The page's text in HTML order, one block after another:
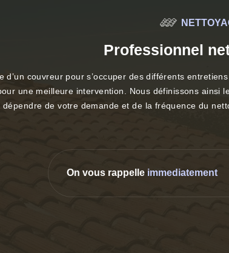
Professionnel
d’un couvreur pour s’occuper des différents
une meilleure intervention. Nous définissons ainsi
de votre demande et de la fréquence du
On vous rappelle immediatement